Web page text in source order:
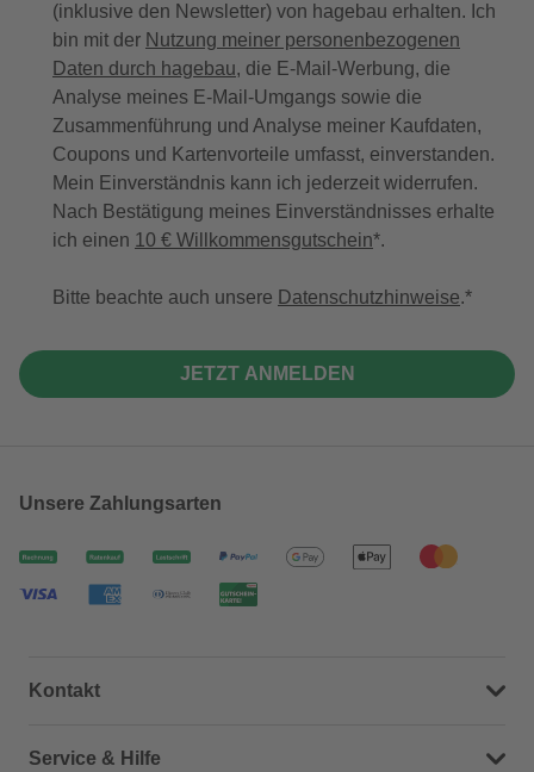
(inklusive den Newsletter) von hagebau erhalten. Ich
bin mit der Nutzung meiner personenbezogenen
Daten durch hagebau, die E-Mail-Werbung, die
Analyse meines E-Mail-Umgangs sowie die
Zusammenführung und Analyse meiner Kaufdaten,
Coupons und Kartenvorteile umfasst, einverstanden.
Mein Einverständnis kann ich jederzeit widerrufen.
Nach Bestätigung meines Einverständnisses erhalte
ich einen 10 € Willkommensgutschein*.
Bitte beachte auch unsere Datenschutzhinweise.
JETZT ANMELDEN
Unsere Zahlungsarten
Kontakt
Dein Kontakt zu uns
Service & Hilfe